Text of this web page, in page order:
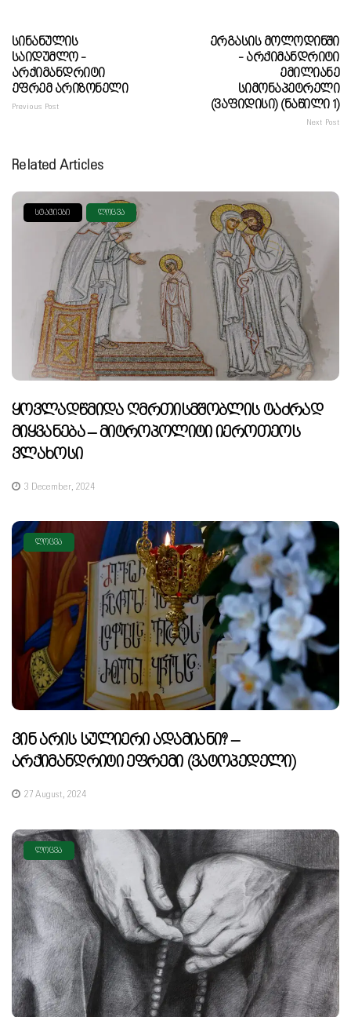
Სინანულის
Საიდუმლო -
Არქიმანდრიტი
Ეფრემ Არიზონელი
Previous Post
Ერგასის Მოლოდინში
- Არქიმანდრიტი
Ემილიანე
Სიმონაპეტრელი
(ვაფიდისი) (ნაწილი 1)
Next Post
Related Articles
ᲡᲢᲐᲢᲘᲔᲑᲘ ᲚᲝᲪᲕᲐ
Ყოვლადწმიდა Ღმრთისმშობლის Ტაძრად
Მიყვანება – Მიტროპოლიტი Იეროთეოს
Ვლახოსი
3 December, 2024
ᲚᲝᲪᲕᲐ
Ვინ Არის Სულიერი Ადამიანი? –
Არქიმანდრიტი Ეფრემი (ვატოპედელი)
27 August, 2024
ᲚᲝᲪᲕᲐ